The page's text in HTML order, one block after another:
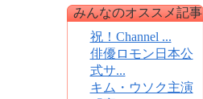
みんなのオススメ記事
祝！Channel ...
俳優ロモン日本公
式サ...
キム・ウソク主演